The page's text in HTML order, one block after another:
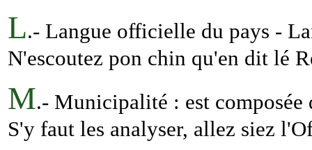
L.- Langue officielle du pays -
N'escoutez pon chin qu'en dit lé
M.- Municipalité : est composée
S'y faut les analyser, allez siez